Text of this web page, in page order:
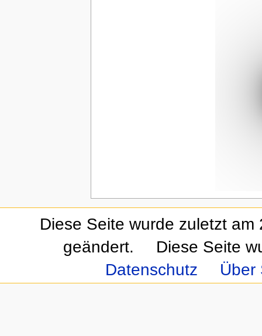
Diese Seite wurde zuletzt
geändert.
Diese Seite
Datenschutz
Über